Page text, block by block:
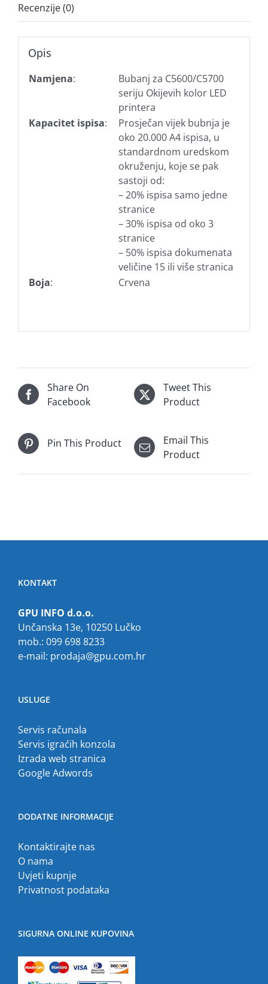
Recenzije (0)
Opis
Namjena:
Bubanj za C5600/C5700
seriju Okijevih kolor LED
printera
Kapacitet ispisa:
Prosječan vijek bubnja je
oko 20.000 A4 ispisa, u
standardnom uredskom
okruženju, koje se pak
sastoji od:
– 20% ispisa samo jedne
stranice
– 30% ispisa od oko 3
stranice
– 50% ispisa dokumenata
veličine 15 ili više stranica
Boja: Crvena
Share On
Facebook
Tweet This
Product
Pin This Product
Email This
Product
KONTAKT
GPU INFO d.o.o.
Unčanska 13e, 10250 Lučko
mob.: 099 698 8233
e-mail: prodaja@gpu.com.hr
USLUGE
Servis računala
Servis igraćih konzola
Izrada web stranica
Google Adwords
DODATNE INFORMACIJE
Kontaktirajte nas
O nama
Uvjeti kupnje
Privatnost podataka
SIGURNA ONLINE KUPOVINA